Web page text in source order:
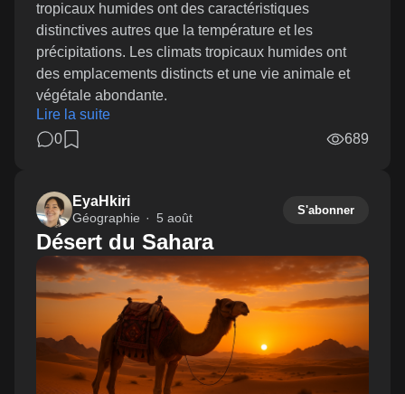
tropicaux humides ont des caractéristiques
distinctives autres que la température et les
précipitations. Les climats tropicaux humides ont
des emplacements distincts et une vie animale et
végétale abondante.
Lire la suite
0
689
EyaHkiri
Géographie 5 août
S'abonner
Désert du Sahara